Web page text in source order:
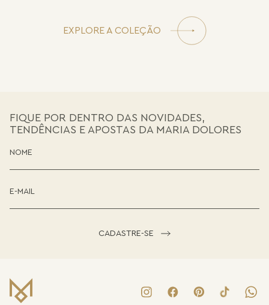
EXPLORE A COLEÇÃO
FIQUE POR DENTRO DAS NOVIDADES,
TENDÊNCIAS E APOSTAS DA MARIA DOLORES
CADASTRE-SE